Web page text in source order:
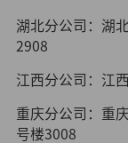
湖北分公司：湖
2908
江西分公司：江
重庆分公司：重
号楼3008